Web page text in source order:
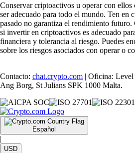
Conservar criptoactivos u operar con
ser adecuado para todo el mundo. Ten en
pasado no garantiza el rendimiento futuro.
si invertir en criptoactivos es adecuado
financiera y tolerancia al riesgo. Puedes
sobre los riesgos asociados con operar o
Contacto: chat.crypto.com | Oficina:
Ang Borg, St Julians SPK 1000 Malta.
Español
|
USD